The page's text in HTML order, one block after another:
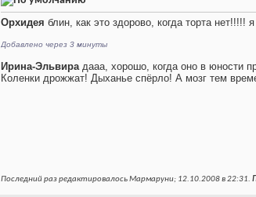
Орхидея блин, как это здорово, когда торта
Добавлено через 3 минуты
Ирина-Эльвирадааа, хорошо, когда оно в юности
Коленки дрожжат! Дыханье спёрло! А мозг тем
Последний раз редактировалось Мармаруни; 12.10.2008 в22:31.